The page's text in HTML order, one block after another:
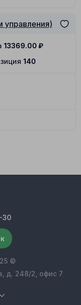
управления)
140
13369.00 ₽
30
©
д. 248/2, офис 7